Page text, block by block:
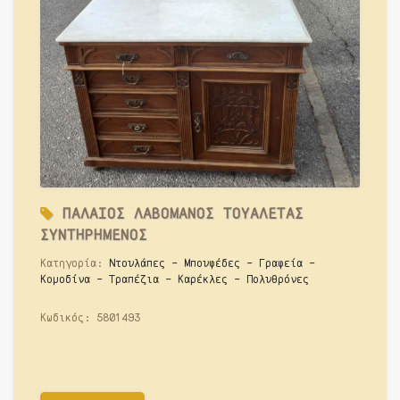
ΠΑΛΑΙΟΣ ΛΑΒΟΜΑΝΟΣ ΤΟΥΑΛΕΤΑΣ
ΣΥΝΤΗΡΗΜΕΝΟΣ
Κατηγορία: Ντουλάπες - Μπουφέδες - Γραφεία -
Κομοδίνα - Τραπέζια - Καρέκλες - Πολυθρόνες
Κωδικός: 5801493